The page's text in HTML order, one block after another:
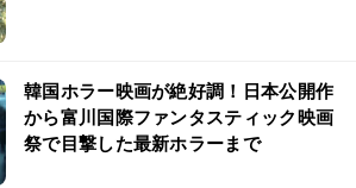
韓国ホラー映画が絶好調！日本公開作
から富川国際ファンタスティック映画
祭で目撃した最新ホラーまで